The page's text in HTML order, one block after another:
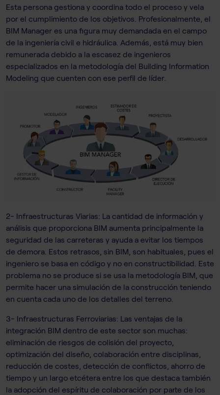
Esta persona gestiona y coordina todo el proceso y vela
por el cumplimiento de los objetivos. Profesionalmente, el
BIM Manager es una figura muy demandada en el campo
de la ingeniería civil e hidráulica. Además, está muy bien
remunerada debido a la escasez de ingenieros
especializados en la metodología del Building Information
Modeling que cuenten con ese perfil de líder.
2- Infraestructuras Viarias: La cantidad de información y
análisis que proporciona BIM aumenta principalmente la
seguridad de las carreteras y ayuda a evitar los tiempos
de demora. Estos retrasos, sin BIM, son habituales, pues el
ingeniero se basa en código y no en constructibilidad. Este
problema no se produce si se usa la metodología BIM, que
permite hacer una simulación de la construcción teniendo
en cuenta cada uno de los detalles del terreno.
3- Infraestructuras Ferroviarias: Las ventajas de la
integración BIM dentro de este sector son muchas:
eliminación de riesgos de colisión del proyecto,
optimización del diseño, colaboración entre disciplinas,
reducción de costes, detección de conflictos, ahorro de
tiempo y un largo etcétera entre los que destaca también
la adopción del espíritu de colaboración por parte de los